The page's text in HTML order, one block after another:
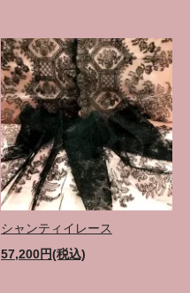
シャンティイレース
57,200円(税込)